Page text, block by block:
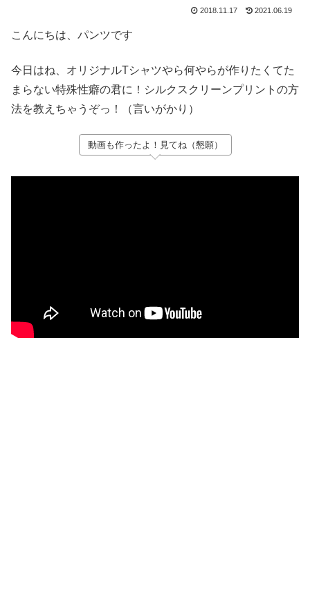
2018.11.17 2021.06.19
こんにちは、パンツです
今日はね、オリジナルTシャツやら何やらが作りたくてた
まらない特殊性癖の君に！シルクスクリーンプリントの方
法を教えちゃうぞっ！（言いがかり）
動画も作ったよ！見てね（懇願）